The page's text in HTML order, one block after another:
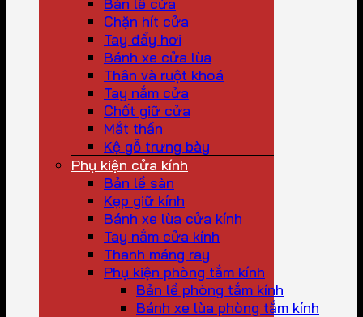
Chặn hít cửa
Tay đẩy hơi
Bánh xe cửa lùa
Thân và ruột khoá
Tay nắm cửa
Chốt giữ cửa
Mắt thần
Kệ gỗ trưng bày
Phụ kiện cửa kính
Bản lề sàn
Kẹp giữ kính
Bánh xe lùa cửa kính
Tay nắm cửa kính
Thanh máng ray
Phụ kiện phòng tắm kính
Bản lề phòng tắm kính
Bánh xe lùa phòng tắm kính